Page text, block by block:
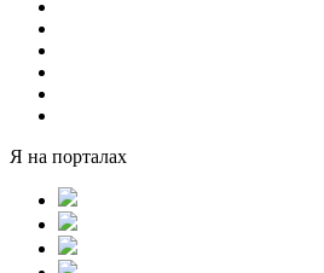
Я на порталах